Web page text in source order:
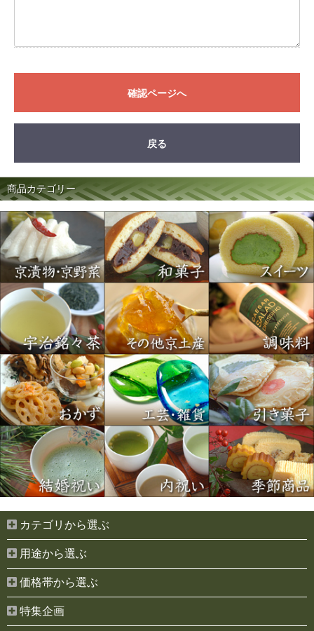
確認ページへ
戻る
商品カテゴリー
カテゴリから選ぶ
用途から選ぶ
価格帯から選ぶ
特集企画